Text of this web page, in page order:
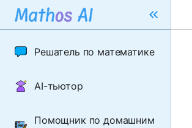
Решатель по математике
AI-тьютор
Помощник по домашним